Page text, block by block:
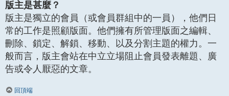
版主是甚麼？
版主是獨立的會員（或會員群組中的一員），他們日
常的工作是照顧版面。他們擁有所管理版面之編輯、
刪除、鎖定、解鎖、移動、以及分割主題的權力。一
般而言，版主會站在中立立場阻止會員發表離題、廣
告或令人厭惡的文章。
回頂端